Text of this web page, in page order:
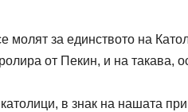
за единството на
от Пекин, и на такава,
в знак на нашата